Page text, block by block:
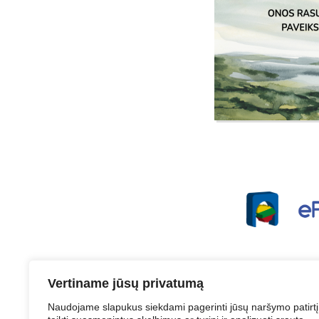
Vertiname jūsų privatumą
Naudojame slapukus siekdami pagerinti jūsų naršymo